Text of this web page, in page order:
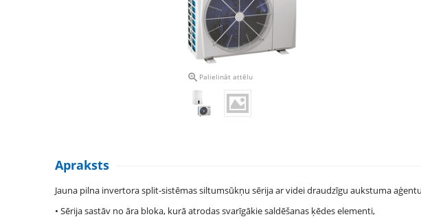
 Palielināt attēlu
Apraksts
Jauna pilna invertora split-sistēmas siltumsūkņu sērija ar videi draudzīgu aukstuma
• Sērija sastāv no āra bloka, kurā atrodas svarīgākie saldēšanas ķēdes elementi,